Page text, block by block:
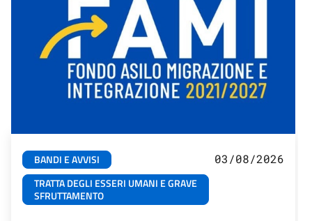
BANDI E AVVISI
TRATTA DEGLI ESSERI UMANI E GRAVE
SFRUTTAMENTO
03/08/2026